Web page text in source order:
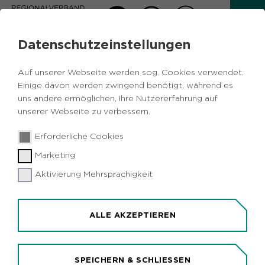
Datenschutzeinstellungen
Auf unserer Webseite werden sog. Cookies verwendet.
Einige davon werden zwingend benötigt, während es
uns andere ermöglichen, Ihre Nutzererfahrung auf
unserer Webseite zu verbessern.
Erforderliche Cookies
Marketing
Aktivierung Mehrsprachigkeit
ALLE AKZEPTIEREN
SPEICHERN & SCHLIESSEN
AKTUELLES
Zurück
Herne
Lidl baut ab 2023 Logistikzentrum in
Herne und Bochum
Herne/Bochum (idr). Der Discounter Lidl baut an
der Stadtgrenze Herne/Bochum ein
hochmoderner und nachhaltiger Logistik- und